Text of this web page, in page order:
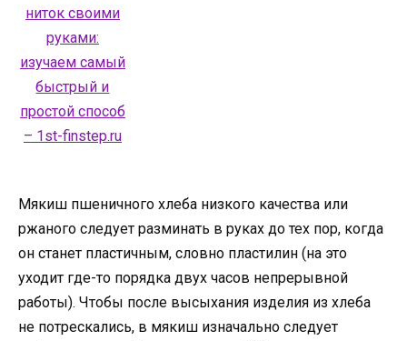
Мякиш пшеничного хлеба низкого качества или
ржаного следует разминать в руках до тех пор, когда
он станет пластичным, словно пластилин (на это
уходит где-то порядка двух часов непрерывной
работы). Чтобы после высыхания изделия из хлеба
не потрескались, в мякиш изначально следует